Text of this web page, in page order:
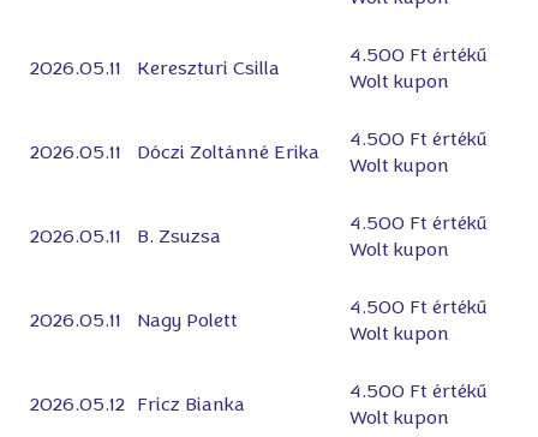
2026.05.11 Kereszturi Csilla
4.500 Ft értékű
Wolt kupon
2026.05.11 Dóczi Zoltánné Erika
4.500 Ft értékű
Wolt kupon
2026.05.11 B. Zsuzsa
4.500 Ft értékű
Wolt kupon
2026.05.11 Nagy Polett
4.500 Ft értékű
Wolt kupon
2026.05.12 Fricz Bianka
4.500 Ft értékű
Wolt kupon